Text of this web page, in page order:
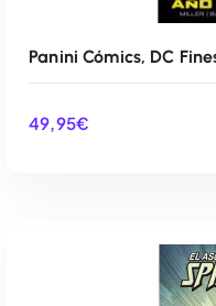
Panini Cómics, DC
49,95€